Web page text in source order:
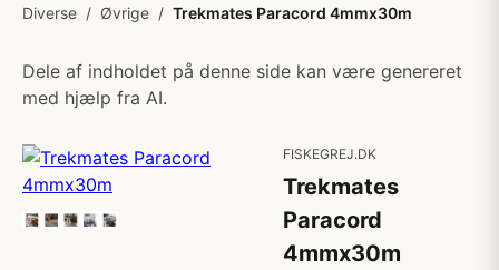
Diverse / Øvrige / Trekmates Paracord 4mmx30m
Dele af indholdet på denne side kan være genereret
med hjælp fra AI.
FISKEGREJ.DK
Trekmates
Paracord
4mmx30m